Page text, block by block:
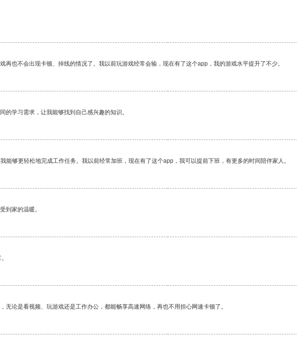
再也不会出现卡顿、掉线的情况了。我以前玩游戏经常会输，现在有了这个app，我的游戏水平提升了不少。
的学习需求，让我能够找到自己感兴趣的知识。
能够更轻松地完成工作任务。我以前经常加班，现在有了这个app，我可以提前下班，有更多的时间陪伴家人。
到家的温暖。
无论是看视频、玩游戏还是工作办公，都能畅享高速网络，再也不用担心网速卡顿了。